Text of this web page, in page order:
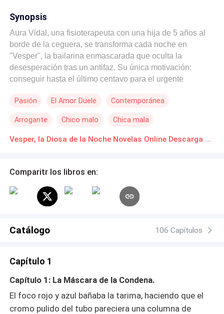
Synopsis
Aura Vidal, una fisioterapeuta con una hija de 5 años al
borde de la ceguera, se transforma cada noche en
"Vesper", la bailarina enmascarada que oculta la
desesperación tras un antifaz. Su única motivación:
conseguir hasta el último centavo para el urgente
Ramiro, un tenista de élite destrozado por una grave
dolor y licor, Ramiro le arroja el salvavidas que Aura
necesita: la suma exacta para salvar a su hija... a cambio
memoria de Ramiro. El destino no es cruel, es un sádico.
obliga a buscar rehabilitación inmediata. La mujer
contratada para sanar el brazo que lo devuelve a la vida
¿Reconocerá Ramiro quién es la mujer que lo salva?
a la luz del día?
Pasión El Amor Duele Contemporánea
Arrogante Chico malo Chica mala
De Odio al Amor Aventura de Una Noche Vesper, la Diosa de la Noche Novelas Online Descarga gratuita de PDF
Comparitr los libros en:
Catálogo 106 Capítulos
Capítulo 1
Capítulo 1: La Máscara de la Condena.
El foco rojo y azul bañaba la tarima, haciendo que el
cromo pulido del tubo pareciera una columna de